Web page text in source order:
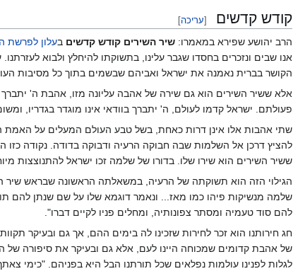
קודש קדשים [עריכה]
הרב יהושע שפירא במאמרו: שיר השירים קודש קדשים בעלון לפרשת
אנו שבים ונזכרים בחסדו שגבר עלינו, בתשוקתו להיחלץ ולבוא
הקושר בברית נאמנה את ישראל ואביהם שבשמים בתוך כל מסיבות
אלא ששיר השירים הוא גם שירה של אהבה עליונה מזו, אהבת ה'
פעולתם. ישראל קדמו לעולם, ה' יתברך בוודאי אינו מוגדר בגדריו,
שתי אהבות אלו אינן דרות כאחת, בשל טבע העולם המעלים על האמת
להציץ דרכן אל השלמות שבה חבוקה הרעיה ודבוקה בדודה. נקודה
ששיר השירים הוא שירו שלו. בדורו של שלמה זכו ישראל להתנוצצות
הגילוי הזה הוא תשוקתה של הרעיה, במשאלתה הראשונה שבראש שיר
שלמה מנשיקות פיהו כמו מאז... ונאמר דוגמא שלו על שם שנתן להם
להם סוד טעמיה ומסתר צפונותיה, ומחלים פניו לקיים דברו".
חג חירותנו הוא זכר לחירות שזכינו לה בימים ההם, אך גם ובעיקר
של אהבת קדומים שמכוחה היינו לעם, אלא גם ובעיקר את סיפורה
לגלות לפנינו עולמות נפלאים שכל תורתנו הבל היא בפניהם. "כימי